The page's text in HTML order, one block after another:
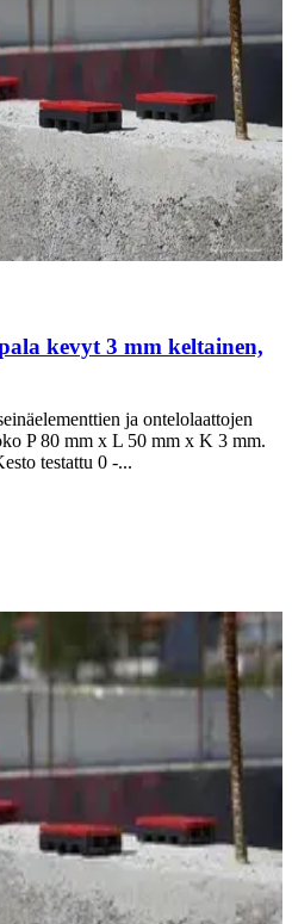
kevyt 3 mm keltainen,
ja ontelolaattojen
P 80 mm x L 50 mm x K 3 mm.
testattu 0 -...